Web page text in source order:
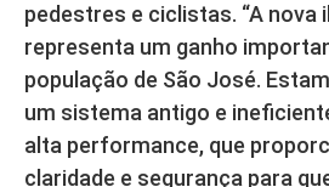
pedestres e ciclistas. “A nova
representa um ganho
população de São José.
um sistema antigo e
alta performance, que
claridade e segurança para